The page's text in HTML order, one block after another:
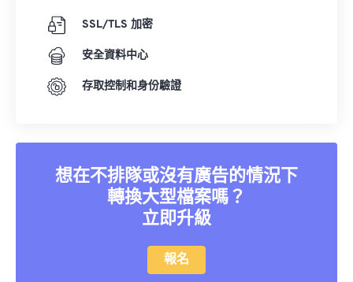
SSL/TLS 加密
安全資料中心
存取控制和身份驗證
想在不排隊或沒有廣告的情況下
轉換大型檔案嗎？
立即升級
報名